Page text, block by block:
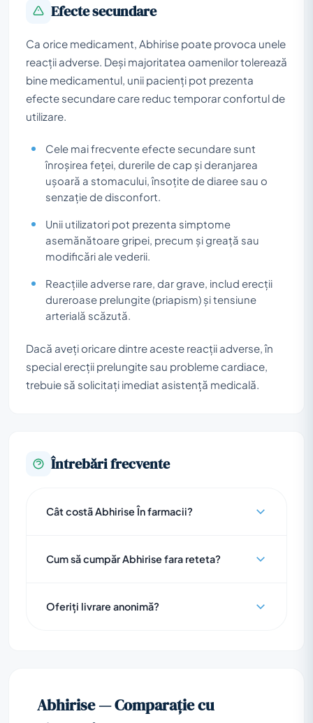
Efecte secundare
Ca orice medicament, Abhirise poate provoca unele
reacții adverse. Deși majoritatea oamenilor tolerează
bine medicamentul, unii pacienți pot prezenta
efecte secundare care reduc temporar confortul de
utilizare.
Cele mai frecvente efecte secundare sunt
înroșirea feței, durerile de cap și deranjarea
ușoară a stomacului, însoțite de diaree sau o
senzație de disconfort.
Unii utilizatori pot prezenta simptome
asemănătoare gripei, precum și greață sau
modificări ale vederii.
Reacțiile adverse rare, dar grave, includ erecții
dureroase prelungite (priapism) și tensiune
arterială scăzută.
Dacă aveți oricare dintre aceste reacții adverse, în
special erecții prelungite sau probleme cardiace,
trebuie să solicitați imediat asistență medicală.
Întrebări frecvente
Cât costã Abhirise În farmacii?
Cum să cumpăr Abhirise fara reteta?
Oferiți livrare anonimă?
Abhirise — Comparație cu